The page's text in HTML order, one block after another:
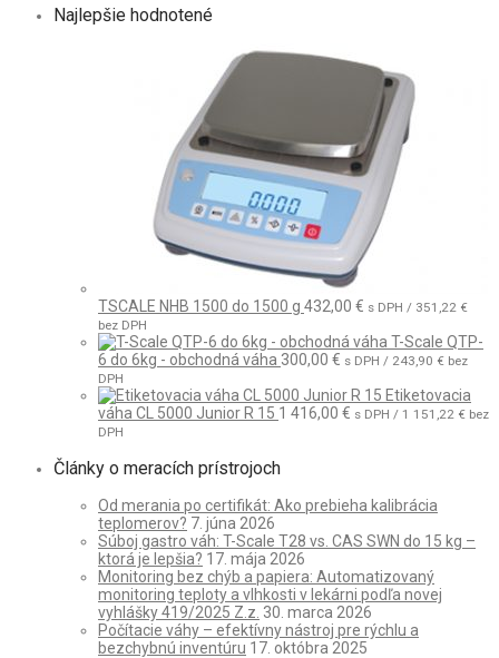
Najlepšie hodnotené
TSCALE NHB 1500 do 1500 g 432,00 € s DPH / 351,22 €
bez DPH
T-Scale QTP-
6 do 6kg - obchodná váha 300,00 € s DPH / 243,90 € bez
DPH
Etiketovacia
váha CL 5000 Junior R 15 1 416,00 € s DPH / 1 151,22 € bez
DPH
Články o meracích prístrojoch
Od merania po certifikát: Ako prebieha kalibrácia
teplomerov? 7. júna 2026
Súboj gastro váh: T-Scale T28 vs. CAS SWN do 15 kg –
ktorá je lepšia? 17. mája 2026
Monitoring bez chýb a papiera: Automatizovaný
monitoring teploty a vlhkosti v lekárni podľa novej
vyhlášky 419/2025 Z.z. 30. marca 2026
Počítacie váhy – efektívny nástroj pre rýchlu a
bezchybnú inventúru 17. októbra 2025